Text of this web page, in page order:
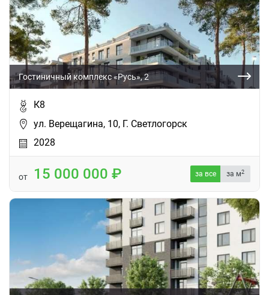
Гостиничный комплекс «Русь», 2
К8
ул. Верещагина, 10, Г. Светлогорск
2028
от 15 000 000 за все за м2